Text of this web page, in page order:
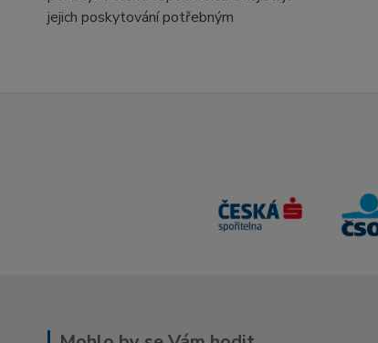
jejich poskytování potřebným